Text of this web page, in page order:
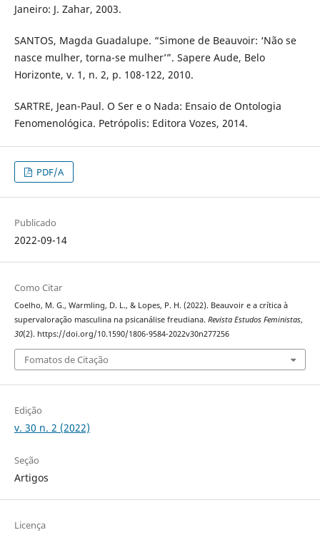
Janeiro: J. Zahar, 2003.
SANTOS, Magda Guadalupe. “Simone de Beauvoir: ‘Não se
nasce mulher, torna-se mulher’”. Sapere Aude, Belo
Horizonte, v. 1, n. 2, p. 108-122, 2010.
SARTRE, Jean-Paul. O Ser e o Nada: Ensaio de Ontologia
Fenomenológica. Petrópolis: Editora Vozes, 2014.
PDF/A
Publicado
2022-09-14
Como Citar
Coelho, M. G., Warmling, D. L., & Lopes, P. H. (2022). Beauvoir e a crítica à
supervaloração masculina na psicanálise freudiana. Revista Estudos Feministas,
30(2). https://doi.org/10.1590/1806-9584-2022v30n277256
Fomatos de Citação
Edição
v. 30 n. 2 (2022)
Seção
Artigos
Licença